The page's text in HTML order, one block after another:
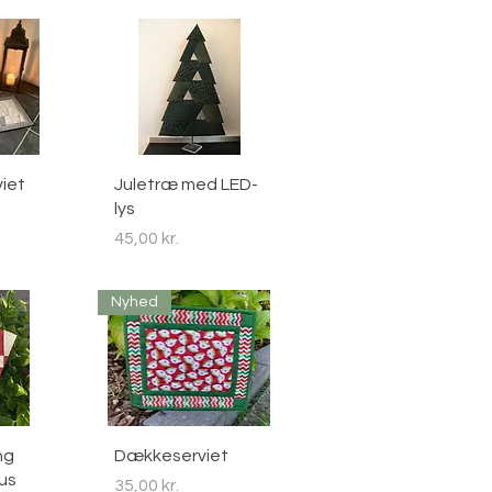
Hurtigvisning
Juletræ med LED-
lys
Pris
45,00 kr.
Hurtigvisning
Nyhed
Dækkeserviet
Pris
35,00 kr.